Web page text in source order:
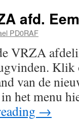
afd.
PD0RAF
VRZA
Klik
van de
het menu
→